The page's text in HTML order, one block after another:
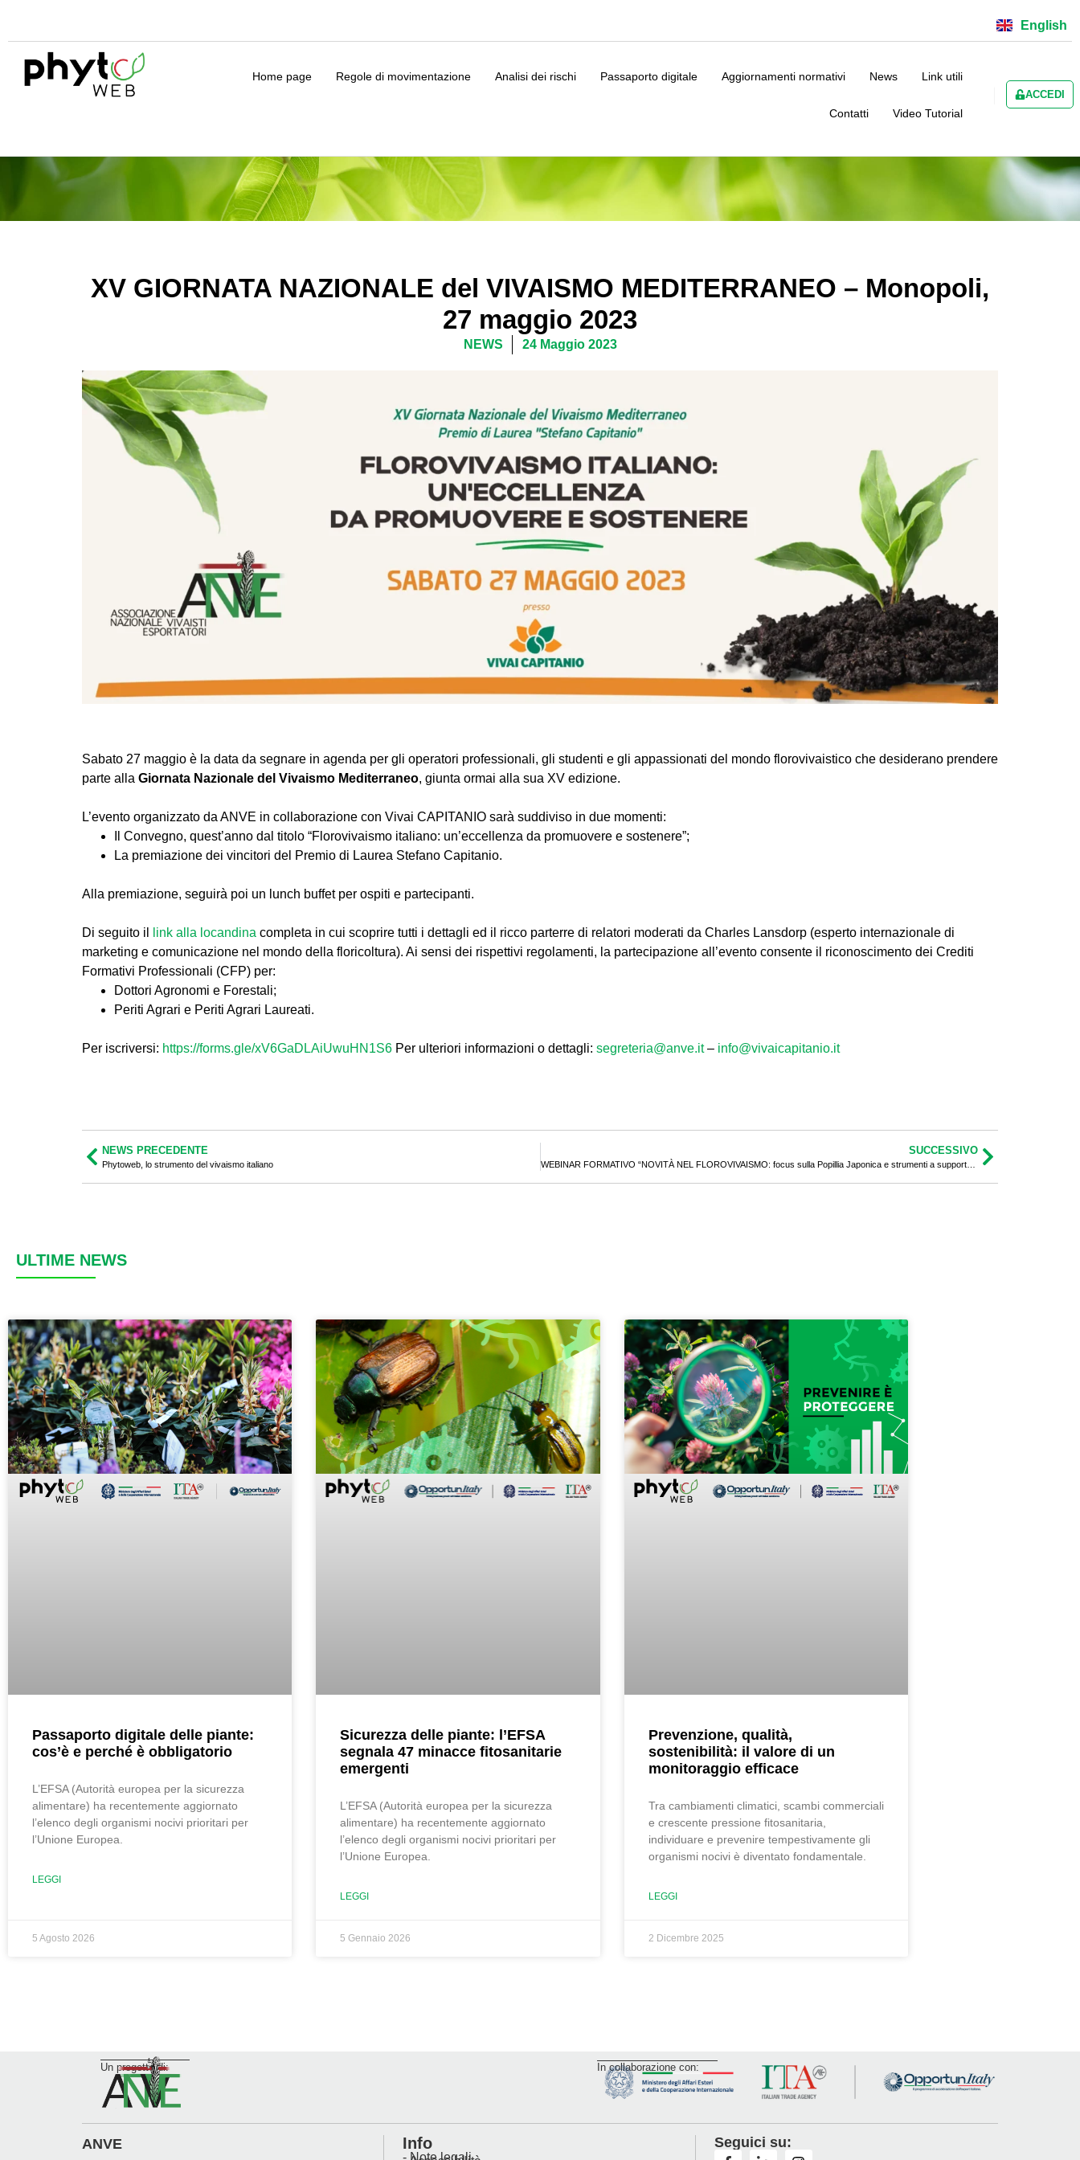
English
Home page Regole di movimentazione Analisi dei rischi Passaporto digitale Aggiornamenti normativi News Link utili
Contatti Video Tutorial
ACCEDI
XV GIORNATA NAZIONALE del VIVAISMO MEDITERRANEO – Monopoli,
27 maggio 2023
NEWS 24 Maggio 2023
Sabato 27 maggio è la data da segnare in agenda per gli operatori professionali, gli studenti e gli appassionati del mondo florovivaistico che desiderano prendere
parte alla Giornata Nazionale del Vivaismo Mediterraneo, giunta ormai alla sua XV edizione.
L’evento organizzato da ANVE in collaborazione con Vivai CAPITANIO sarà suddiviso in due momenti:
Il Convegno, quest’anno dal titolo “Florovivaismo italiano: un’eccellenza da promuovere e sostenere”;
La premiazione dei vincitori del Premio di Laurea Stefano Capitanio.
Alla premiazione, seguirà poi un lunch buffet per ospiti e partecipanti.
Di seguito il link alla locandina completa in cui scoprire tutti i dettagli ed il ricco parterre di relatori moderati da Charles Lansdorp (esperto internazionale di
marketing e comunicazione nel mondo della floricoltura). Ai sensi dei rispettivi regolamenti, la partecipazione all’evento consente il riconoscimento dei Crediti
Formativi Professionali (CFP) per:
Dottori Agronomi e Forestali;
Periti Agrari e Periti Agrari Laureati.
Per iscriversi: https://forms.gle/xV6GaDLAiUwuHN1S6 Per ulteriori informazioni o dettagli: segreteria@anve.it– info@vivaicapitanio.it
NEWS PRECEDENTE
Phytoweb, lo strumento del vivaismo italiano
SUCCESSIVO
WEBINAR FORMATIVO “NOVITÀ NEL FLOROVIVAISMO: focus sulla Popillia Japonica e strumenti a supporto dell’Export”
ULTIME NEWS
Passaporto digitale delle piante:
cos’è e perché è obbligatorio
L’EFSA (Autorità europea per la sicurezza
alimentare) ha recentemente aggiornato
l’elenco degli organismi nocivi prioritari per
l’Unione Europea.
LEGGI
5 Agosto 2026
Sicurezza delle piante: l’EFSA
segnala 47 minacce fitosanitarie
emergenti
L’EFSA (Autorità europea per la sicurezza
alimentare) ha recentemente aggiornato
l’elenco degli organismi nocivi prioritari per
l’Unione Europea.
LEGGI
5 Gennaio 2026
Prevenzione, qualità,
sostenibilità: il valore di un
monitoraggio efficace
Tra cambiamenti climatici, scambi commerciali
e crescente pressione fitosanitaria,
individuare e prevenire tempestivamente gli
organismi nocivi è diventato fondamentale.
LEGGI
2 Dicembre 2025
Un progetto di: In collaborazione con:
ANVE Info
- Note legali
Seguici su: